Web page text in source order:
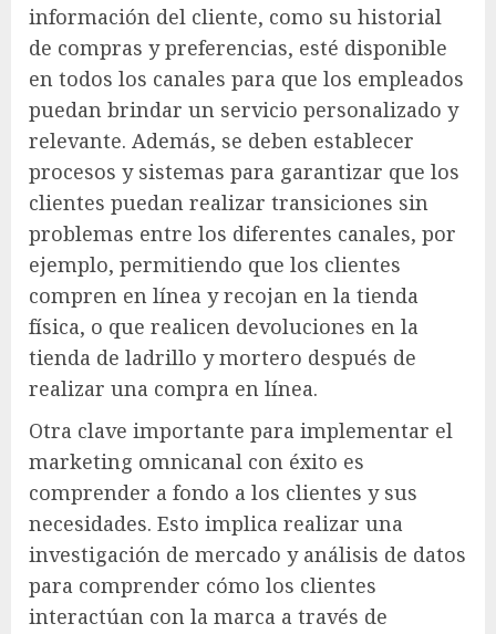
información del cliente, como su historial
de compras y preferencias, esté disponible
en todos los canales para que los empleados
puedan brindar un servicio personalizado y
relevante. Además, se deben establecer
procesos y sistemas para garantizar que los
clientes puedan realizar transiciones sin
problemas entre los diferentes canales, por
ejemplo, permitiendo que los clientes
compren en línea y recojan en la tienda
física, o que realicen devoluciones en la
tienda de ladrillo y mortero después de
realizar una compra en línea.
Otra clave importante para implementar el
marketing omnicanal con éxito es
comprender a fondo a los clientes y sus
necesidades. Esto implica realizar una
investigación de mercado y análisis de datos
para comprender cómo los clientes
interactúan con la marca a través de